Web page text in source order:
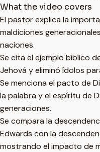
What the video covers
El pastor explica la
maldiciones
naciones.
Se cita el ejemplo bíblico
Jehová y eliminó ídolos
Se menciona el pacto de
la palabra y el espíritu de
generaciones.
Se compara la
Edwards con la
mostrando el impacto de